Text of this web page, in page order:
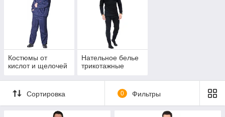
Костюмы от
кислот и щелочей
Нательное белье
трикотажные
Сортировка 0 Фильтры